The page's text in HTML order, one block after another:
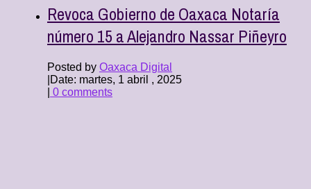
Revoca Gobierno de Oaxaca Notaría
número 15 a Alejandro Nassar Piñeyro
Posted by Oaxaca Digital
Date: martes, 1 abril , 2025
0 comments